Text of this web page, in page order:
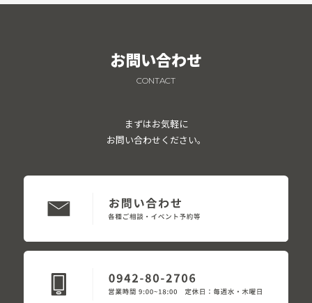
お問い合わせ
CONTACT
まずはお気軽に
お問い合わせください。